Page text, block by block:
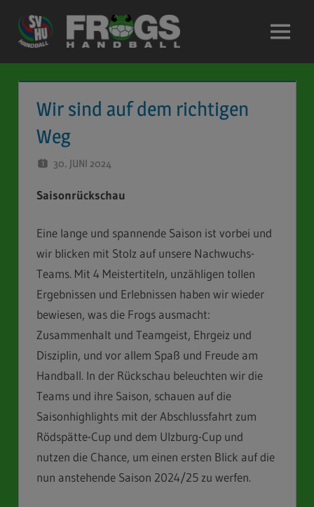
Inhalt
springen
Menü
Wir sind auf dem richtigen
Weg
30. JUNI 2024
Saisonrückschau
Eine lange und spannende Saison ist vorbei und
wir blicken mit Stolz auf unsere Nachwuchs-
Teams. Mit 4 Meistertiteln, unzähligen tollen
Ergebnissen und Erlebnissen haben wir wieder
bewiesen, was die Frogs ausmacht:
Zusammenhalt und Teamgeist, Ehrgeiz und
Disziplin, und vor allem Spaß und Freude am
Handball. In der Rückschau beleuchten wir die
Teams und ihre Saison, schauen auf die
Saisonhighlights mit der Abschlussfahrt zum
Rödspätte-Cup und dem Ulzburg-Cup und
nutzen die Chance, um einen ersten Blick auf die
nun anstehende Saison 2024/25 zu werfen.